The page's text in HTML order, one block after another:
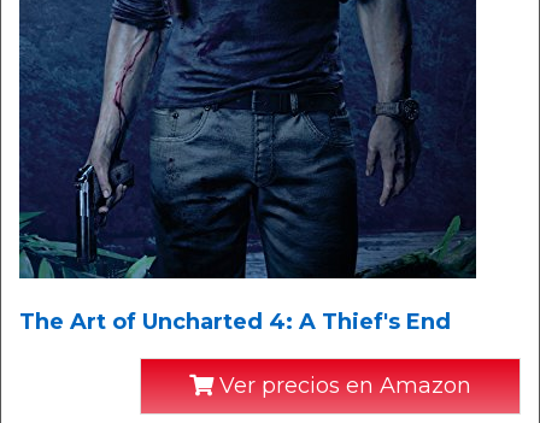
The Art of Uncharted 4: A Thief's End
Ver precios en Amazon